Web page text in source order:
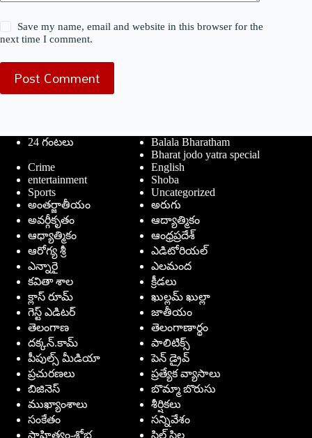
Save my name, email and website in this browser for the
next time I comment.
Post Comment
24 గంటలు
Balala Bharatham
Bharat jodo yatra special
Crime
English
entertainment
Shoba
Sports
Uncategorized
అంతర్జాతీయం
అరుగు
అవర్గీకృతం
ఆద్యాత్మికం
ఆధ్యాత్మికం
ఆంధ్రప్రదేశ్
ఆరోగ్య శ్రీ
ఎడిటోరియల్
ఎన్నారై
ఎలమంద
కవితా శాల
క్రీడలు
క్లాస్ రూమ్
ఖుల్లమ్ ఖుల్లా
గెస్ట్ ఎడిటర్
జాతీయం
తెలంగాణ
తెలంగాణార్థం
దక్కన్.కామ్
పాలిటిక్స్
పీపుల్స్ ‌మీడియా
పెన్ డ్రైవ్
ప్రచురణలు
ప్రత్యేక వ్యాసాలు
బిజినెస్
బొమ్మా బొరుసు
ముఖ్యాంశాలు
శీర్షికలు
సంకేతం
సన్నివేశం
సాహిత్యం-శోభ
సిల్ సిల